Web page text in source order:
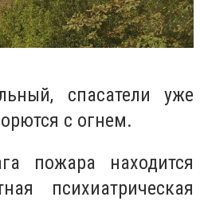
спасатели уже
с огнем.
пожара находится
психиатрическая